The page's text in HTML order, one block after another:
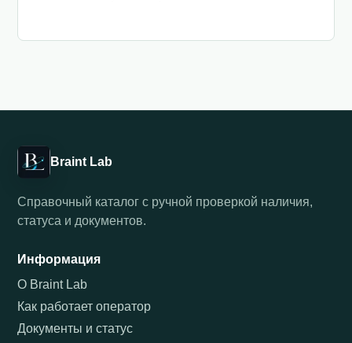
Braint Lab
Справочный каталог с ручной проверкой наличия,
статуса и документов.
Информация
О Braint Lab
Как работает оператор
Документы и статус